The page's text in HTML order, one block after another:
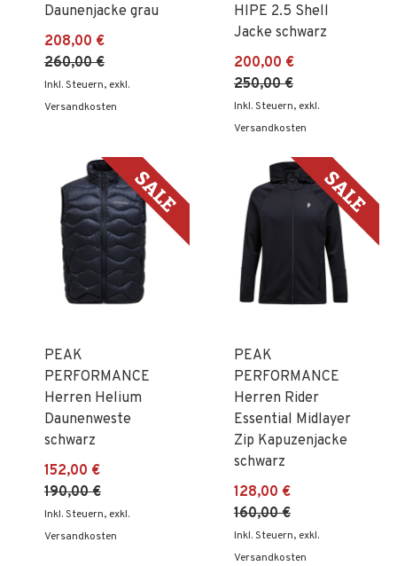
Daunenjacke grau
208,00 €
260,00 €
Inkl. Steuern, exkl.
Versandkosten
HIPE 2.5 Shell
Jacke schwarz
200,00 €
250,00 €
Inkl. Steuern, exkl.
Versandkosten
PEAK
PERFORMANCE
Herren Helium
Daunenweste
schwarz
152,00 €
190,00 €
Inkl. Steuern, exkl.
Versandkosten
PEAK
PERFORMANCE
Herren Rider
Essential Midlayer
Zip Kapuzenjacke
schwarz
128,00 €
160,00 €
Inkl. Steuern, exkl.
Versandkosten